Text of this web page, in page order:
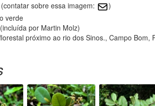
sobre essa imagem:
)
verde
por Martin Molz)
próximo ao rio dos Sinos., Campo Bom,